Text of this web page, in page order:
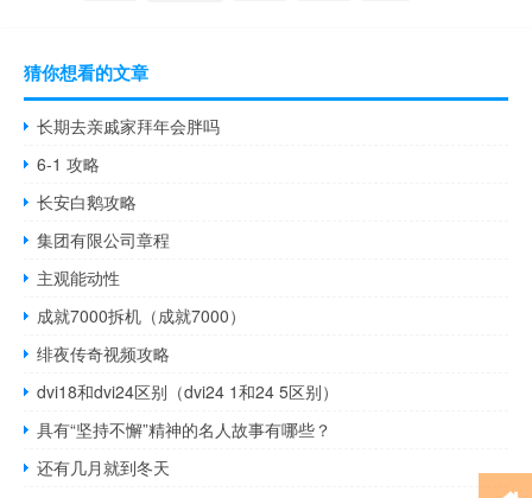
猜你想看的文章
长期去亲戚家拜年会胖吗
6-1 攻略
长安白鹅攻略
集团有限公司章程
主观能动性
成就7000拆机（成就7000）
绯夜传奇视频攻略
dvi18和dvi24区别（dvi24 1和24 5区别）
具有“坚持不懈”精神的名人故事有哪些？
还有几月就到冬天